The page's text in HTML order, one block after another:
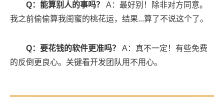
Q：能算别人的事吗？
A：最好别！除非对方同意。
我之前偷偷算我闺蜜的桃花运，结果...算了不说这个了。
Q：要花钱的软件更准吗？
A：真不一定！有些免费
的反倒更良心。关键看开发团队用不用心。